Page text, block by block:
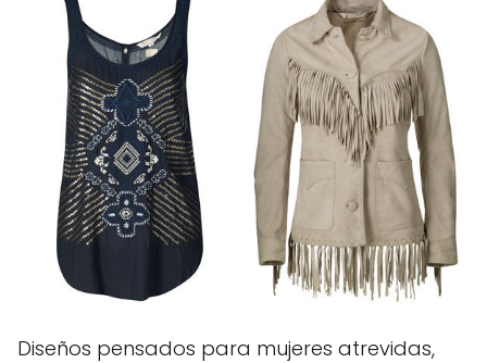
Diseños pensados para mujeres atrevidas,